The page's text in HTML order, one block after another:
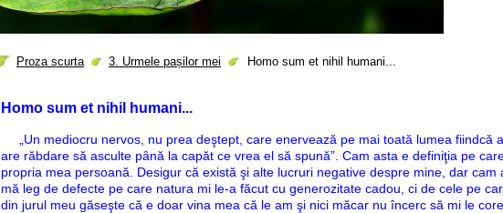
Proza scurta 3. Urmele pașilor mei Homo sum et nihil humani...
Homo sum et nihil humani...
„Un mediocru nervos, nu prea deştept, care enervează pe mai toată lumea fiindcă
are răbdare să asculte până la capăt ce vrea el să spună”. Cam asta e definiţia pe
propria mea persoană. Desigur că există şi alte lucruri negative despre mine, dar cam
mă leg de defecte pe care natura mi le-a făcut cu generozitate cadou, ci de cele pe
din jurul meu găseşte că e doar vina mea că le am şi nici măcar nu încerc să mi le